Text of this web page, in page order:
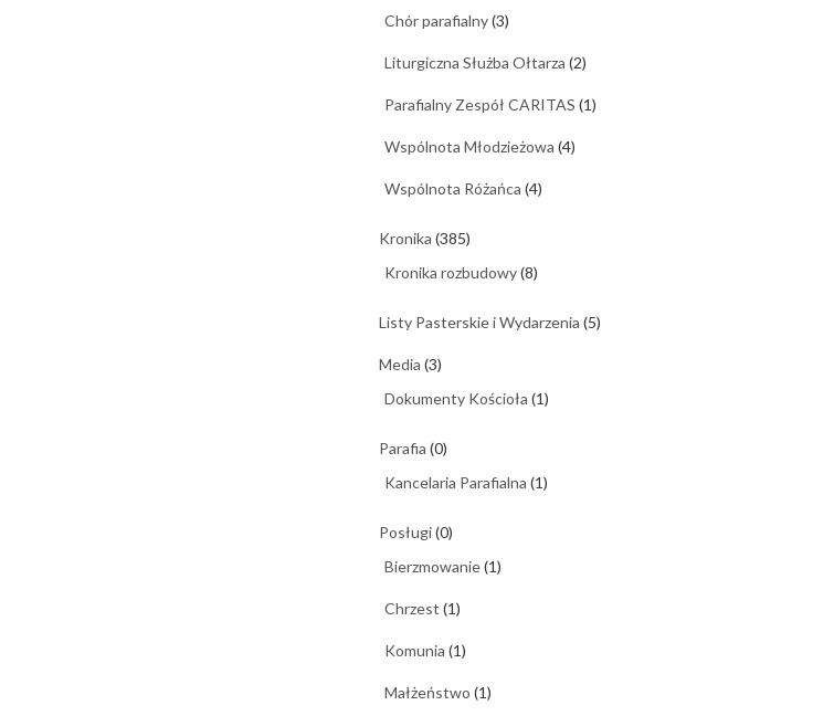
Chór parafialny(3)
Liturgiczna Służba Ołtarza (2)
Parafialny Zespół CARITAS (1)
Wspólnota Młodzieżowa (4)
Wspólnota Różańca (4)
Kronika (385)
Kronika rozbudowy(8)
Listy Pasterskie i Wydarzenia (5)
Media (3)
Dokumenty Kościoła (1)
Parafia (0)
Kancelaria Parafialna (1)
Posługi(0)
Bierzmowanie(1)
Chrzest (1)
Komunia (1)
Małżeństwo (1)